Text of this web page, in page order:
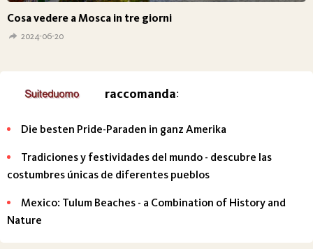
Cosa vedere a Mosca in tre giorni
2024-06-20
raccomanda:
Die besten Pride-Paraden in ganz Amerika
Tradiciones y festividades del mundo - descubre las
costumbres únicas de diferentes pueblos
Mexico: Tulum Beaches - a Combination of History and
Nature